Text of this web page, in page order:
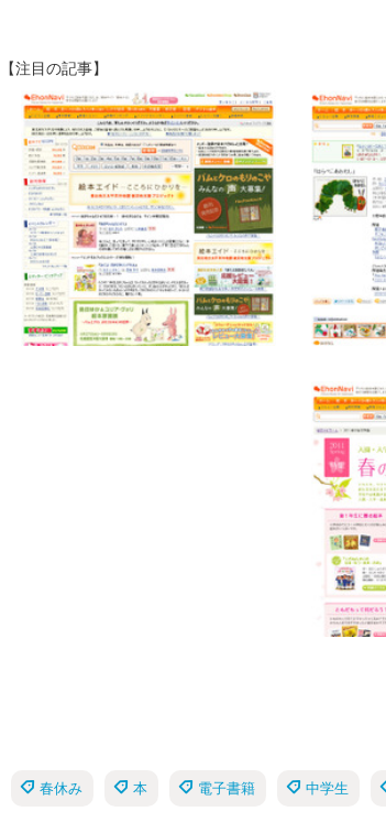
【注目の記事】
春休み 本 電子書籍 中学生